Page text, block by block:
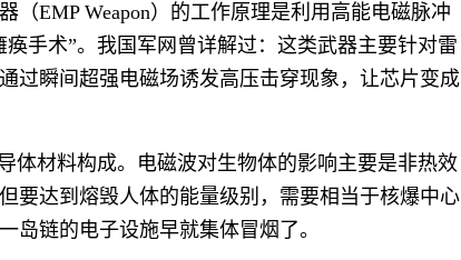
（EMP Weapon）的工作原理是利用高能电磁脉冲
手术”。我国军网曾详解过：这类武器主要针对雷
过瞬间超强电磁场诱发高压击穿现象，让芯片变成
体材料构成。电磁波对生物体的影响主要是非热效
要达到熔毁人体的能量级别，需要相当于核爆中心
岛链的电子设施早就集体冒烟了。